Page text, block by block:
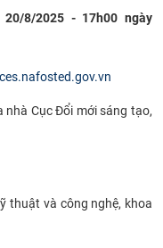
8/2025 - 17h00 ngày
nhà Cục Đổi mới sáng tạo,
thuật và công nghệ, khoa